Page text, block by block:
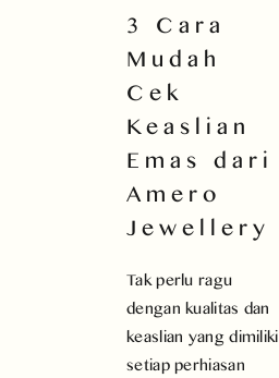
3 Cara
Mudah
Cek
Keaslian
Emas dari
Amero
Jewellery
Tak perlu ragu
dengan kualitas dan
keaslian yang dimiliki
setiap perhiasan